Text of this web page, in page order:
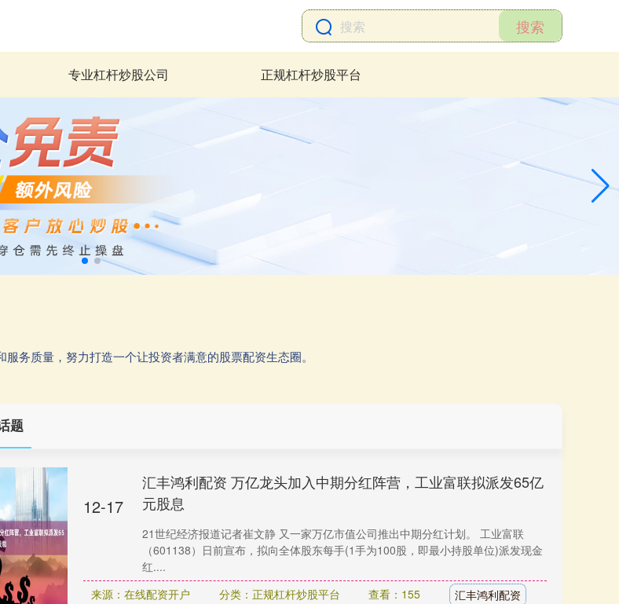
搜索
专业杠杆炒股公司 正规杠杆炒股平台
务质量，努力打造一个让投资者满意的股票配资生态圈。
题
12-17
汇丰鸿利配资 万亿龙头加入中期分红阵营，工业富联拟派发65亿
元股息
21世纪经济报道记者崔文静 又一家万亿市值公司推出中期分红计划。 工业富联
（601138）日前宣布，拟向全体股东每手(1手为100股，即最小持股单位)派发现金
红....
来源：在线配资开户
分类：正规杠杆炒股平台 查看：155 汇丰鸿利配资